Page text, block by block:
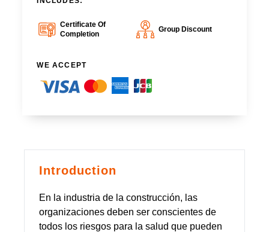
Introduction
En la industria de la construcción, las
organizaciones deben ser conscientes de
todos los riesgos para la salud que pueden
Certificate Of
Completion
Group Discount
WE ACCEPT